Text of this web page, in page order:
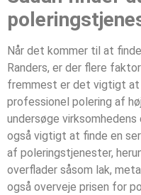
Når det kommer til at
Randers, er der flere
fremmest er det vigtigt at
professionel polering af
undersøge
også vigtigt at finde en
af poleringstjenester,
overflader såsom lak,
også overveje prisen for